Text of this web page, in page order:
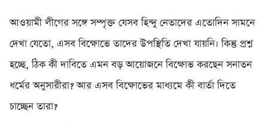
আওয়ামী লীগের সঙ্গে সম্পৃক্ত যেসব হিন্দু নেতাদের এতোদিন সামনে
দেখা যেতো, এসব বিক্ষোভে তাদের উপস্থিতি দেখা যায়নি। কিন্তু প্রশ্ন
হচ্ছে, ঠিক কী দাবিতে এমন বড় আয়োজনে বিক্ষোভ করছেন সনাতন
ধর্মের অনুসারীরা? আর এসব বিক্ষোভের মাধ্যমে কী বার্তা দিতে
চাচ্ছেন তারা?